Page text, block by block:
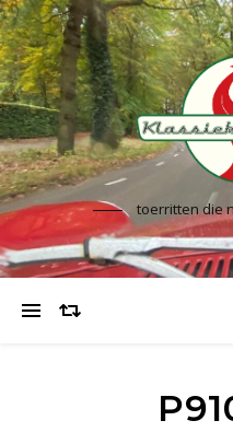
toerritten die